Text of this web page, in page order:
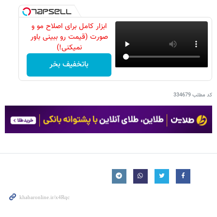
ابزار کامل برای اصلاح مو و
صورت (قیمت رو ببینی باور
نمیکنی!)
باتخفیف بخر
کد مطلب334679